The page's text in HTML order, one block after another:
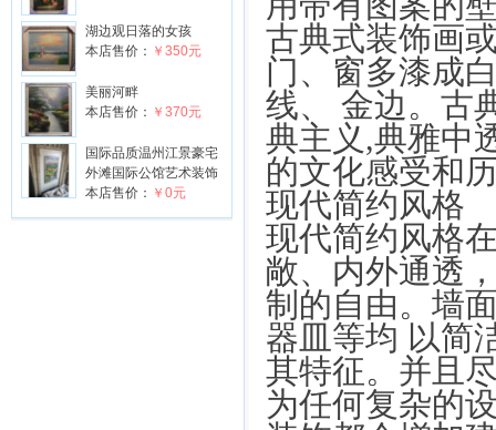
湖边观日落的女孩
本店售价： ￥350元
美丽河畔
本店售价： ￥370元
国际品质温州江景豪宅
外滩国际公馆艺术装饰
本店售价： ￥0元
古典式装饰画
门、窗多漆成
线、 金边。古
典主义,典雅中
的文化感受和
现代简约风格
现代简约风格
敞、内外通透
制的自由。墙
器皿等均 以简
其特征。并且
为任何复杂的